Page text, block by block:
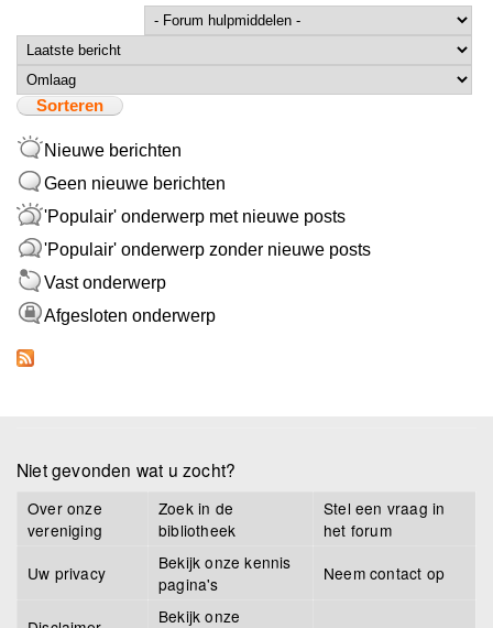
Sorteer op
Sorteren
Nieuwe berichten
Geen nieuwe berichten
'Populair' onderwerp met nieuwe posts
'Populair' onderwerp zonder nieuwe posts
Vast onderwerp
Afgesloten onderwerp
Niet gevonden wat u zocht?
Over onze
vereniging
Zoek in de
bibliotheek
Stel een vraag in
het forum
Uw privacy
Bekijk onze kennis
pagina's
Neem contact op
Bekijk onze